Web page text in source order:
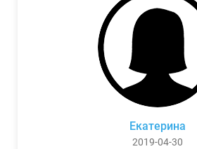
Екатерина
2019-04-30